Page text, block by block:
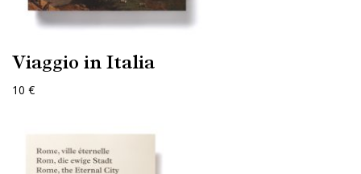
Viaggio in Italia
10 €